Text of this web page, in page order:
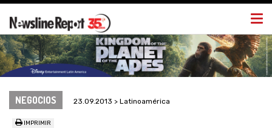
NEGOCIOS 23.09.2013 > Latinoamérica
IMPRIMIR